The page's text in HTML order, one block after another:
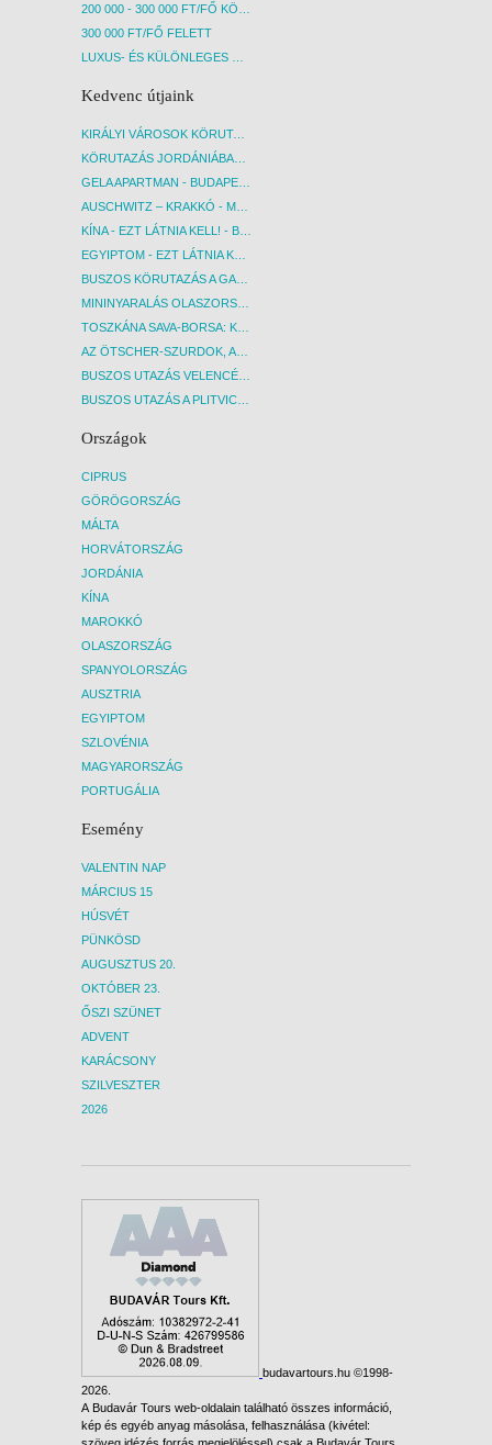
300 000 FT/FŐ FELETT
Kedvenc útjaink
KIRÁLYI VÁROSOK KÖRUTAZÁS KÖZVETLEN REPÜLŐJÁRATTAL - BUDAPEST, REPÜLŐ
Országok
CIPRUS
GÖRÖGORSZÁG
MÁLTA
HORVÁTORSZÁG
JORDÁNIA
KÍNA
MAROKKÓ
OLASZORSZÁG
SPANYOLORSZÁG
AUSZTRIA
EGYIPTOM
SZLOVÉNIA
MAGYARORSZÁG
PORTUGÁLIA
Esemény
VALENTIN NAP
MÁRCIUS 15
HÚSVÉT
PÜNKÖSD
AUGUSZTUS 20.
OKTÓBER 23.
ŐSZI SZÜNET
ADVENT
KARÁCSONY
SZILVESZTER
2026
budavartours.hu ©1998-
2026.
A Budavár Tours web-oldalain található összes információ,
kép és egyéb anyag másolása, felhasználása (kivétel: